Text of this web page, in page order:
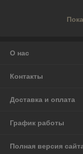
О нас
Контакты
Доставка и оплата
График работы
Полная версия